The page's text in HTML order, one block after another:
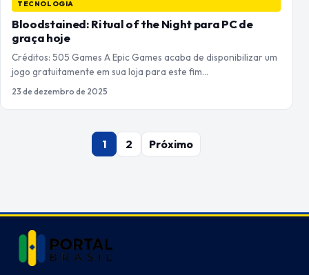
TECNOLOGIA
Bloodstained: Ritual of the Night para PC de
graça hoje
Créditos: 505 Games A Epic Games acaba de disponibilizar um
jogo gratuitamente em sua loja para este fim…
23 de dezembro de 2025
1 2 Próximo